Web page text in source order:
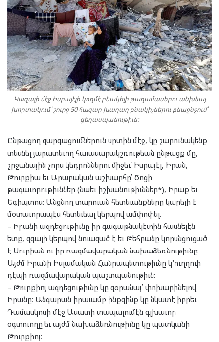
Կազայի մէջ Իսրայէլի կողմէ բնակելի թաղամասերու անխնայ
խորտակում՝ շուրջ 50 հազար խաղաղ բնակիչներու բնաջնջում՝
ցեղասպանութիւն:
Ընթացող զարգացումներուն սրտին մէջ, կը շարունակենք
տեսնել յարատեւող հաւասարակշռութեան ընթացք մը,
շրջանային չորս կեդրոններու միջեւ՝ Իսրայէլ, Իրան,
Թուրքիա եւ Արաբական աշխարհը՝ Ծոցի
թագաւորութիւններ (նաեւ իշխանութիւններ*), Իրաք եւ
Եգիպտոս: Անցնող տարուան հետեւանքները կարելի է
մօտաւորապէս հետեւեալ կերպով ամփոփել.
– Իրանի ազդեցութիւնը իր գագաթնակէտին հասնելէն
ետք, զգալի կերպով նուազած է եւ Թեհրանը կորսնցուցած
է Սուրիան ու իր ռազմավարական նախաձեռնութիւնը։
Այժմ Իրանի Իսլամական Հանրապետութիւնը կ՚ուղղուի
դէպի ռազմավարական պաշտպանութիւն:
– Թուրքիոյ ազդեցութիւնը կը զօրանայ՝ փոխարինելով
Իրանը։ Անգարան իրաւամբ ինքզինք կը նկատէ իբրեւ
Դամասկոսի մէջ Ասատի տապալումէն գլխաւոր
օգտուողը եւ այժմ նախաձեռնութիւնը կը պատկանի
Թուրքիոյ։